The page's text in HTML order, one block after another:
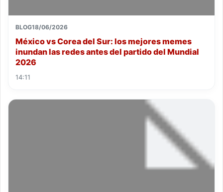
BLOG18/06/2026
México vs Corea del Sur: los mejores memes
inundan las redes antes del partido del Mundial
2026
14:11